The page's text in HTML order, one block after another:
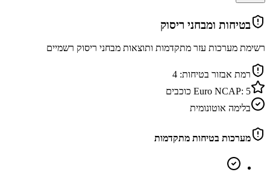
בטיחות ומבחני ריסוק
רשימת מערכות עזר מתקדמות ותוצאות מבחני ריסוק רשמיים
רמת אבזור בטיחות: 4
Euro NCAP: 5
כוכבים
בלימה אוטונומית
מערכות בטיחות מתקדמות